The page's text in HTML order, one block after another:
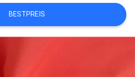
BESTPREIS